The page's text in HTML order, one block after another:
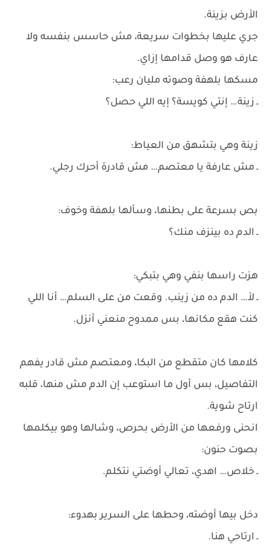
الأرض بزينة.
جري عليها بخطوات سريعة، مش حاسس بنفسه ولا
عارف هو وصل قدامها إزاي.
مسكها بلهفة وصوته مليان رعب:
ـ زينة… إنتي كويسة؟ إيه اللي حصل؟
زينة وهي بتشهق من العياط:
ـ مش عارفة يا معتصم… مش قادرة أحرك رجلي.
بص بسرعة على بطنها، وسألها بلهفة وخوف:
ـ الدم ده بينزف منك؟
هزت راسها بنفي وهي بتبكي:
ـ لأ… الدم ده من زينب. وقعت من على السلم… أنا اللي
كنت هقع مكانها، بس ممدوح منعني أنزل.
كلامها كان متقطع من البكا، ومعتصم مش قادر يفهم
التفاصيل، بس أول ما استوعب إن الدم مش منها، قلبه
ارتاح شوية.
انحنى ورفعها من الأرض بحرص، وشالها وهو بيكلمها
بصوت حنون:
ـ خلاص… اهدي، تعالي أوضتي نتكلم.
دخل بيها أوضته، وحطها على السرير بهدوء:
ـ ارتاحي هنا.